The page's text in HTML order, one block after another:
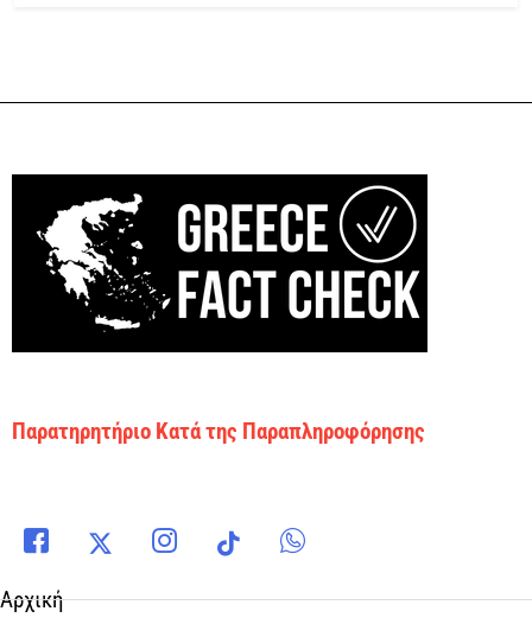
Παρατηρητήριο Κατά της Παραπληροφόρησης
Αρχική